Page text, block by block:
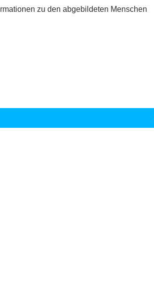
zu den abgebildeten Menschen